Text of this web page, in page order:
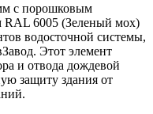
с порошковым
RAL 6005 (Зеленый мох)
водосточной системы,
Этот элемент
и отвода дождевой
защиту здания от